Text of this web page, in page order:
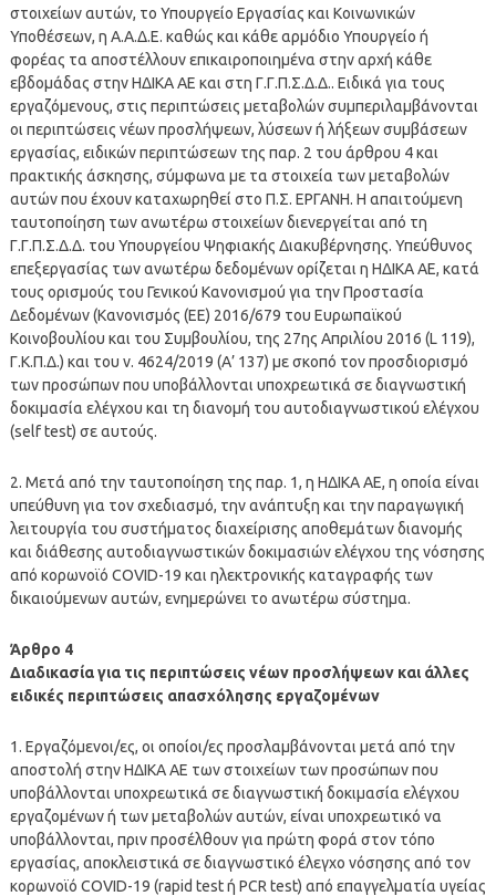
στοιχείων αυτών, το Υπουργείο Εργασίας και Κοινωνικών
Υποθέσεων, η Α.Α.Δ.Ε. καθώς και κάθε αρμόδιο Υπουργείο ή
φορέας τα αποστέλλουν επικαιροποιημένα στην αρχή κάθε
εβδομάδας στην ΗΔΙΚΑ ΑΕ και στη Γ.Γ.Π.Σ.Δ.Δ.. Ειδικά για τους
εργαζόμενους, στις περιπτώσεις μεταβολών συμπεριλαμβάνονται
οι περιπτώσεις νέων προσλήψεων, λύσεων ή λήξεων συμβάσεων
εργασίας, ειδικών περιπτώσεων της παρ. 2 του άρθρου 4 και
πρακτικής άσκησης, σύμφωνα με τα στοιχεία των μεταβολών
αυτών που έχουν καταχωρηθεί στο Π.Σ. ΕΡΓΑΝΗ. Η απαιτούμενη
ταυτοποίηση των ανωτέρω στοιχείων διενεργείται από τη
Γ.Γ.Π.Σ.Δ.Δ. του Υπουργείου Ψηφιακής Διακυβέρνησης. Υπεύθυνος
επεξεργασίας των ανωτέρω δεδομένων ορίζεται η ΗΔΙΚΑ ΑΕ, κατά
τους ορισμούς του Γενικού Κανονισμού για την Προστασία
Δεδομένων (Κανονισμός (ΕΕ) 2016/679 του Ευρωπαϊκού
Κοινοβουλίου και του Συμβουλίου, της 27ης Απριλίου 2016 (L 119),
Γ.Κ.Π.Δ.) και του ν. 4624/2019 (Α’ 137) με σκοπό τον προσδιορισμό
των προσώπων που υποβάλλονται υποχρεωτικά σε διαγνωστική
δοκιμασία ελέγχου και τη διανομή του αυτοδιαγνωστικού ελέγχου
(self test) σε αυτούς.
2. Μετά από την ταυτοποίηση της παρ. 1, η ΗΔΙΚΑ ΑΕ, η οποία είναι
υπεύθυνη για τον σχεδιασμό, την ανάπτυξη και την παραγωγική
λειτουργία του συστήματος διαχείρισης αποθεμάτων διανομής
και διάθεσης αυτοδιαγνωστικών δοκιμασιών ελέγχου της νόσησης
από κορωνοϊό COVID-19 και ηλεκτρονικής καταγραφής των
δικαιούμενων αυτών, ενημερώνει το ανωτέρω σύστημα.
Άρθρο 4
Διαδικασία για τις περιπτώσεις νέων προσλήψεων και άλλες
ειδικές περιπτώσεις απασχόλησης εργαζομένων
1. Εργαζόμενοι/ες, οι οποίοι/ες προσλαμβάνονται μετά από την
αποστολή στην ΗΔΙΚΑ ΑΕ των στοιχείων των προσώπων που
υποβάλλονται υποχρεωτικά σε διαγνωστική δοκιμασία ελέγχου
εργαζομένων ή των μεταβολών αυτών, είναι υποχρεωτικό να
υποβάλλονται, πριν προσέλθουν για πρώτη φορά στον τόπο
εργασίας, αποκλειστικά σε διαγνωστικό έλεγχο νόσησης από τον
κορωνοϊό COVID-19 (rapid test ή PCR test) από επαγγελματία υγείας